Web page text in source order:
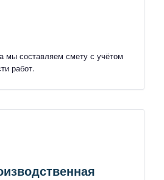
мы составляем смету с учётом
работ.